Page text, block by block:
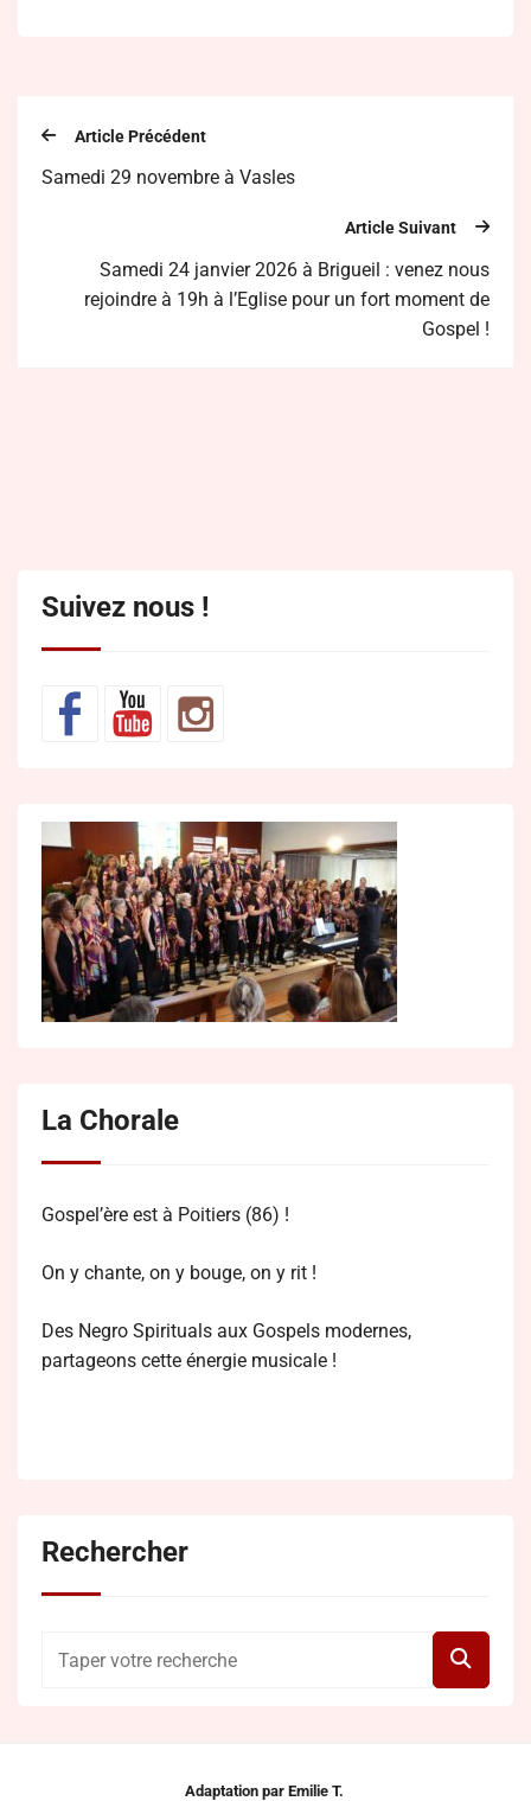
Article Précédent
Samedi 29 novembre à Vasles
Article Suivant
Samedi 24 janvier 2026 à Brigueil : venez nous
rejoindre à 19h à l’Eglise pour un fort moment de
Gospel !
Suivez nous !
La Chorale
Gospel’ère est à Poitiers (86) !
On y chante, on y bouge, on y rit !
Des Negro Spirituals aux Gospels modernes,
partageons cette énergie musicale !
Rechercher
Adaptation par Emilie T.